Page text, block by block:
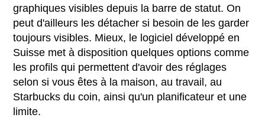
graphiques visibles depuis la barre de statut. On
peut d'ailleurs les détacher si besoin de les garder
toujours visibles. Mieux, le logiciel développé en
Suisse met à disposition quelques options comme
les profils qui permettent d'avoir des réglages
selon si vous êtes à la maison, au travail, au
Starbucks du coin, ainsi qu'un planificateur et une
limite.